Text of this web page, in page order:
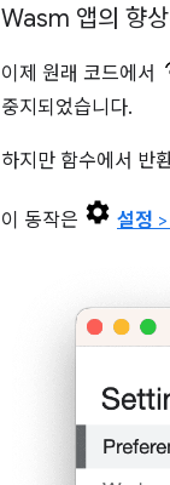
Wasm 앱의 향
이제 원래 코드에서
중지되었습니다.
하지만 함수에서 반
이 동작은 설정 >